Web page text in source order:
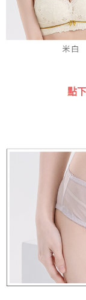
１．透過由恩沛科技
易，需依本服務之必
權轉讓予恩沛科技股
２．關於個人資料處
https://aftee.tw/terms/
４．使用「AFTEE先
恩沛科技股份有限公
每筆NT$80，滿
點